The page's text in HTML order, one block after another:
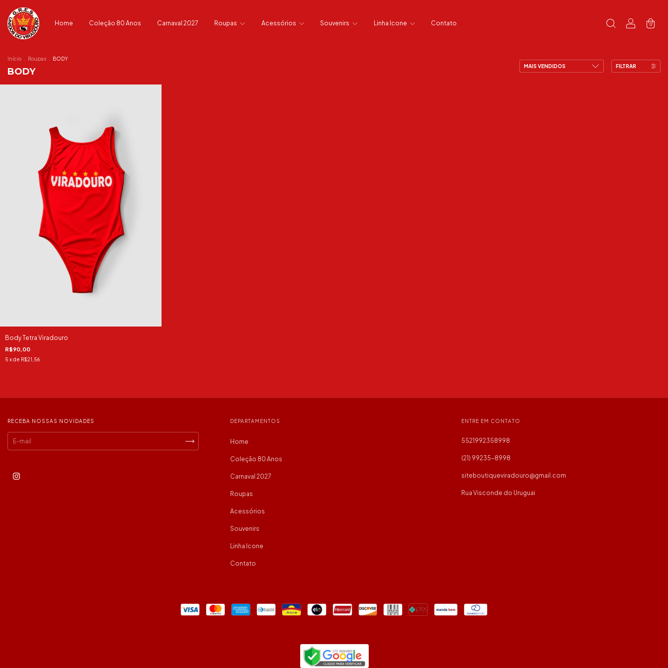
Home Coleção 80 Anos Carnaval 2027 Roupas Acessórios Souvenirs Linha Icone Contato 0
Início Roupas BODY
BODY
FILTRAR
Body Tetra Viradouro
R$90,00
5 x de R$21,56
RECEBA NOSSAS NOVIDADES DEPARTAMENTOS
Home
Coleção 80 Anos
Carnaval 2027
Roupas
Acessórios
Souvenirs
Linha Icone
Contato
ENTRE EM CONTATO
5521992358998
(21) 99235-8998
siteboutiqueviradouro@gmail.com
Rua Visconde do Uruguai